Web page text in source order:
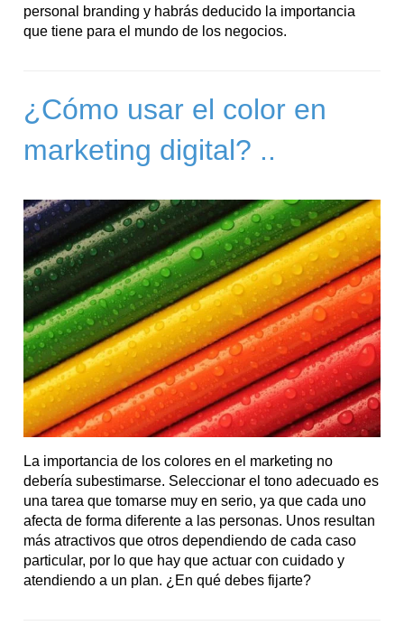
personal branding y habrás deducido la importancia
que tiene para el mundo de los negocios.
¿Cómo usar el color en
marketing digital? ..
La importancia de los colores en el marketing no
debería subestimarse. Seleccionar el tono adecuado es
una tarea que tomarse muy en serio, ya que cada uno
afecta de forma diferente a las personas. Unos resultan
más atractivos que otros dependiendo de cada caso
particular, por lo que hay que actuar con cuidado y
atendiendo a un plan. ¿En qué debes fijarte?